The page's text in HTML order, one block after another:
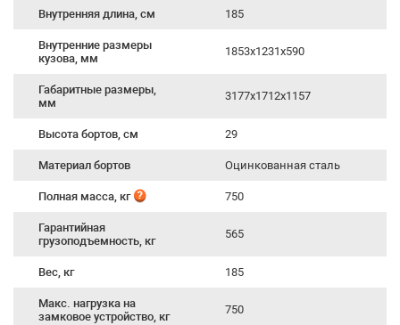
Внутренняя длина, см 185
Внутренние размеры
кузова, мм
1853х1231х590
Габаритные размеры,
мм
3177x1712x1157
Высота бортов, см 29
Материал бортов Оцинкованная сталь
Полная масса, кг 750
Гарантийная
грузоподъемность, кг
565
Вес, кг 185
Макс. нагрузка на
замковое устройство, кг
750